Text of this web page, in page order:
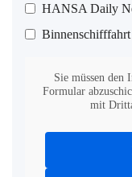
HANSA Daily
Sie müssen den
Formular
mit